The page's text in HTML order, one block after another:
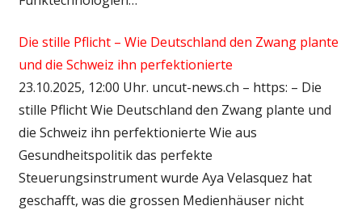
Die stille Pflicht – Wie Deutschland den Zwang plante
und die Schweiz ihn perfektionierte
23.10.2025, 12:00 Uhr. uncut-news.ch – https: – Die
stille Pflicht Wie Deutschland den Zwang plante und
die Schweiz ihn perfektionierte Wie aus
Gesundheitspolitik das perfekte
Steuerungsinstrument wurde Aya Velasquez hat
geschafft, was die grossen Medienhäuser nicht